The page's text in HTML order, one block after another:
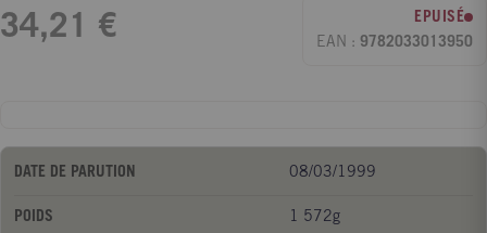
34,21 €
EPUISÉ
EAN : 9782033013950
DATE DE PARUTION 08/03/1999
POIDS 1 572g